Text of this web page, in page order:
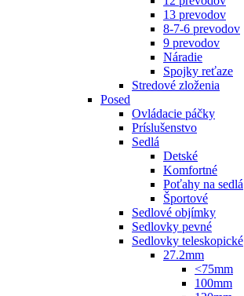
13 prevodov
8-7-6 prevodov
9 prevodov
Náradie
Spojky reťaze
Stredové zloženia
Posed
Ovládacie páčky
Príslušenstvo
Sedlá
Detské
Komfortné
Poťahy na sedlá
Športové
Sedlové objímky
Sedlovky pevné
Sedlovky teleskopické
27.2mm
<75mm
100mm